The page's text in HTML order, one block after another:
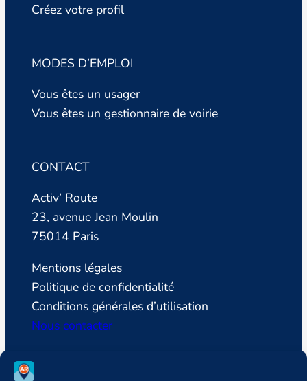
Créez votre profil
MODES D’EMPLOI
Vous êtes un usager
Vous êtes un gestionnaire de voirie
CONTACT
Activ’ Route
23, avenue Jean Moulin
75014 Paris
Mentions légales
Politique de confidentialité
Conditions générales d’utilisation
Nous contacter